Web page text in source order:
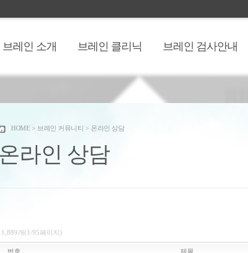
브레인 소개 브레인 클리닉 브레인 검사안내
HOME > 브레인 커뮤니티 > 온라인 상담
온라인 상담
1,889개(1/95페이지)
번호 제목